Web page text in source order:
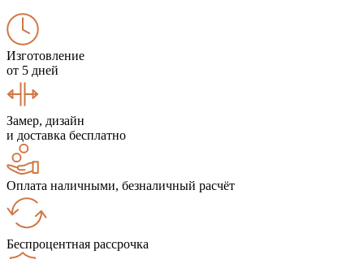
Изготовление
от 5 дней
Замер, дизайн
и доставка бесплатно
Оплата наличными, безналичный расчёт
Беспроцентная рассрочка